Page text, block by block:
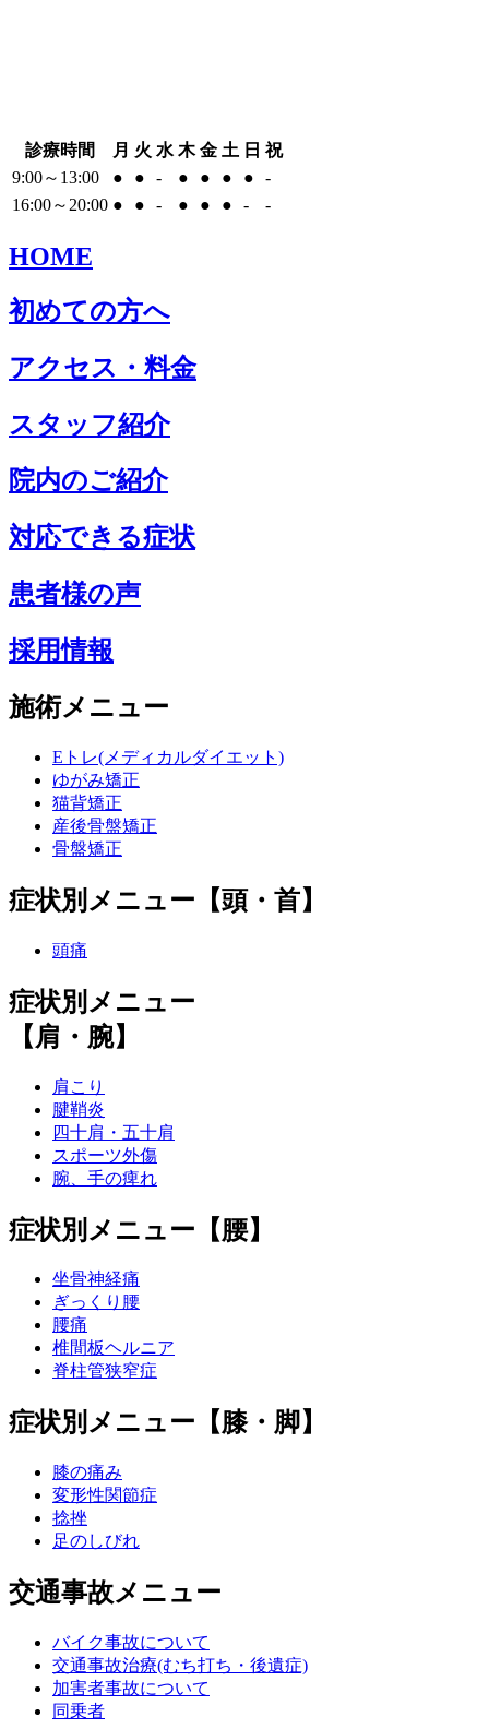
診療時間 月 火 水 木 金 土 日 祝
9:00～13:00
● ● - ● ● ● ●
-
16:00～20:00 ● ● - ● ● ● - -
HOME
初めての方へ
アクセス・料金
スタッフ紹介
院内のご紹介
対応できる症状
患者様の声
採用情報
施術メニュー
Eトレ(メディカルダイエット)
ゆがみ矯正
猫背矯正
産後骨盤矯正
骨盤矯正
症状別メニュー【頭・首】
頭痛
症状別メニュー
【肩・腕】
肩こり
腱鞘炎
四十肩・五十肩
スポーツ外傷
腕、手の痺れ
症状別メニュー【腰】
坐骨神経痛
ぎっくり腰
腰痛
椎間板ヘルニア
脊柱管狭窄症
症状別メニュー【膝・脚】
膝の痛み
変形性関節症
捻挫
足のしびれ
交通事故メニュー
バイク事故について
交通事故治療(むち打ち・後遺症)
加害者事故について
同乗者